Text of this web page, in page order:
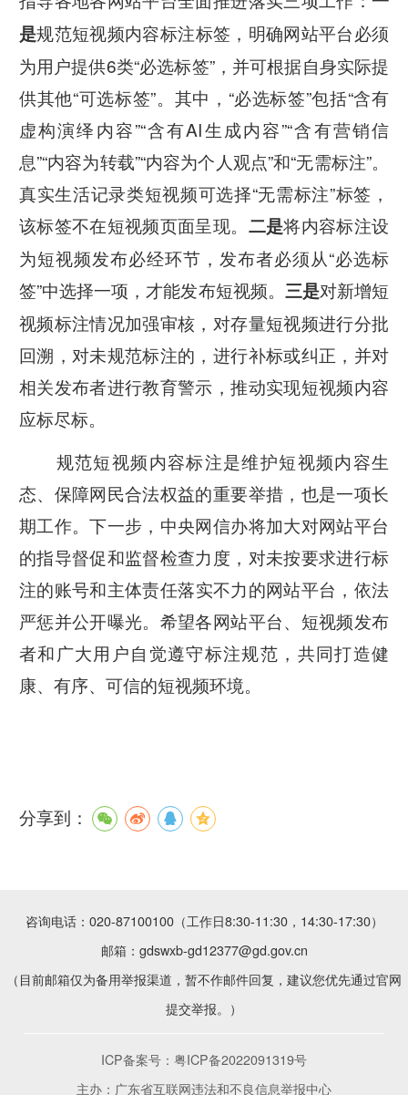
是规范短视频内容标注标签，明确网站平台必须
为用户提供6类“必选标签”，并可根据自身实际提
供其他“可选标签”。其中， “必选标签”包括“含有
虚构演绎内容”“含有AI生成内容”“含有营销信
息”“内容为转载”“内容为个人观点”和“无需标注”。
真实生活记录类短视频可选择“无需标注”标签，
该标签不在短视频页面呈现。 二是将内容标注设
为短视频发布必经环节，发布者必须从“必选标
签”中选择一项，才能发布短视频。 三是对新增短
视频标注情况加强审核，对存量短视频进行分批
回溯，对未规范标注的，进行补标或纠正，并对
相关发布者进行教育警示，推动实现短视频内容
应标尽标。
规范短视频内容标注是维护短视频内容生
态、保障网民合法权益的重要举措，也是一项长
期工作。下一步，中央网信办将加大对网站平台
的指导督促和监督检查力度，对未按要求进行标
注的账号和主体责任落实不力的网站平台，依法
严惩并公开曝光。希望各网站平台、短视频发布
者和广大用户自觉遵守标注规范，共同打造健
康、有序、可信的短视频环境。
分享到：
咨询电话：020-87100100（工作日8:30-11:30，14:30-17:30）
邮箱：gdswxb-gd12377@gd.gov.cn
（目前邮箱仅为备用举报渠道，暂不作邮件回复，建议您优先通过官网
提交举报。）
ICP备案号： 粤ICP备2022091319号
主办：广东省互联网违法和不良信息举报中心